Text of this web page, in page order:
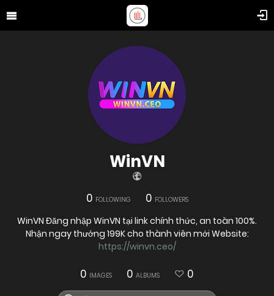
WinVN
0 FOLLOWING 0 FOLLOWERS
WinVN Đăng nhập WinVN tại link chính thức, an toàn 100%.
Nhận ngay thưởng 199K cho thành viên mới Website:
https://winvn.ceo/
0 IMAGES 0 ALBUMS 0